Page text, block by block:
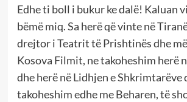
Edhe ti boll i bukur ke dalë! Kaluan
bëmë miq. Sa herë që vinte në
drejtor i Teatrit të Prishtinës dhe
Kosova Filmit, ne takoheshim herë
dhe herë në Lidhjen e Shkrimtarëve
takoheshim edhe me Beharen, të